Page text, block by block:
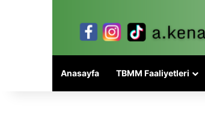
Anasayfa TBMM Faaliyetleri